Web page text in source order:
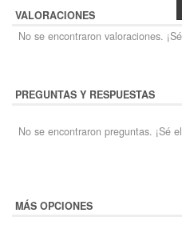
VALORACIONES
No se encontraron valoraciones.
PREGUNTAS Y RESPUESTAS
No se encontraron preguntas. ¡Sé
MÁS OPCIONES